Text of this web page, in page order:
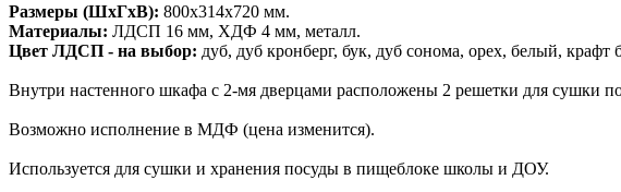
Размеры (ШхГхВ): 800х314х720 мм.
Материалы: ЛДСП 16 мм, ХДФ 4 мм, металл.
Цвет ЛДСП - на выбор: дуб, дуб кронберг, бук, дуб сонома, орех, белый, крафт
Внутри настенного шкафа с 2-мя дверцами расположены 2 решетки для сушки
Возможно исполнение в МДФ (цена изменится).
Используется для сушки и хранения посуды в пищеблоке школы и